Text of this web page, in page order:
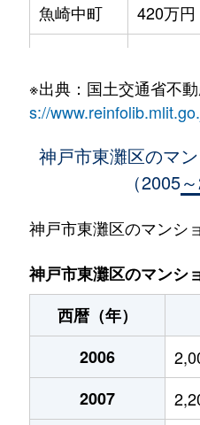
魚崎中町
420万円
魚崎中町
1,500万
1,100万
魚崎西町
2,300万
魚崎西町
2,800万
魚崎西町
3,100万
魚崎南町
3,400万
魚崎南町
4,000万
※出典：国土交通省不
s://
神戸市東灘区のマ
（2005
神戸市東灘区のマンシ
神戸市東灘区のマンシ
西暦（年）
2006
2007